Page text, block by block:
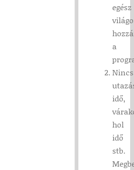
egész
a
Nincs
idő,
hol
idő
stb.